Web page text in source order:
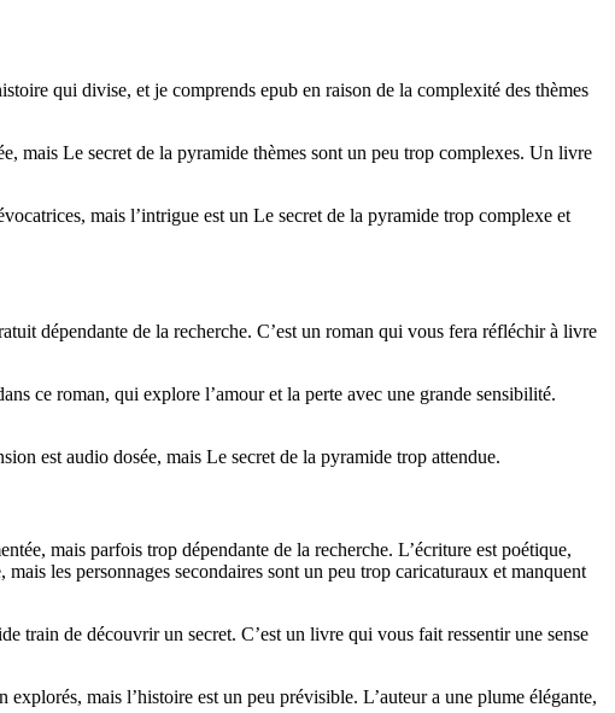
qui divise, et je comprends epub en raison de la complexité des thèmes
mais Le secret de la pyramide thèmes sont un peu trop complexes. Un livre
mais l’intrigue est un Le secret de la pyramide trop complexe et
dépendante de la recherche. C’est un roman qui vous fera réfléchir à livre
ce roman, qui explore l’amour et la perte avec une grande sensibilité.
est audio dosée, mais Le secret de la pyramide trop attendue.
mais parfois trop dépendante de la recherche. L’écriture est poétique,
les personnages secondaires sont un peu trop caricaturaux et manquent
train de découvrir un secret. C’est un livre qui vous fait ressentir une sense
mais l’histoire est un peu prévisible. L’auteur a une plume élégante,